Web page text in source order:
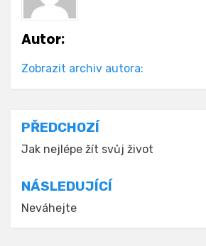
Autor:
Zobrazit archiv autora:
Navigace
pro
příspěvek
PŘEDCHOZÍ
Jak nejlépe žít svůj život
NÁSLEDUJÍCÍ
Neváhejte